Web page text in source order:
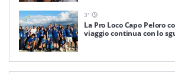
3'
La Pro Loco Capo Peloro
viaggio continua con lo